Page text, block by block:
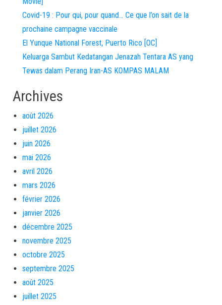
Covid-19 : Pour qui, pour quand… Ce que l’on sait de la
prochaine campagne vaccinale
El Yunque National Forest, Puerto Rico [OC]
Keluarga Sambut Kedatangan Jenazah Tentara AS yang
Tewas dalam Perang Iran-AS KOMPAS MALAM
Archives
août 2026
juillet 2026
juin 2026
mai 2026
avril 2026
mars 2026
février 2026
janvier 2026
décembre 2025
novembre 2025
octobre 2025
septembre 2025
août 2025
juillet 2025